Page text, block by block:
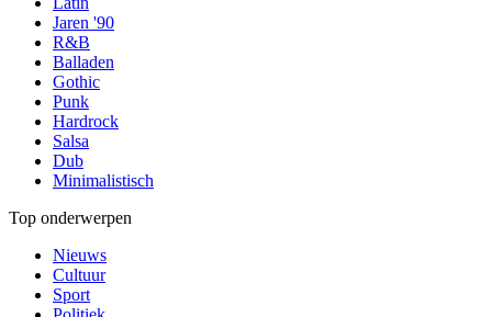
Jaren '90
R&B
Balladen
Gothic
Punk
Hardrock
Salsa
Dub
Minimalistisch
Top onderwerpen
Nieuws
Cultuur
Sport